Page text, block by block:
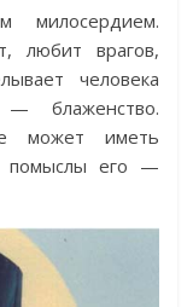
милосердием.
любит врагов,
человека
— блаженство.
может иметь
помыслы его —